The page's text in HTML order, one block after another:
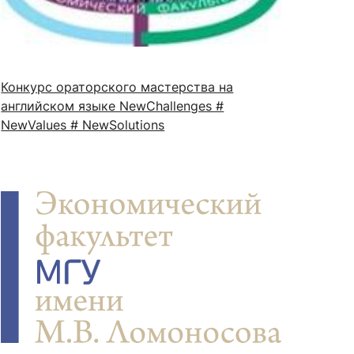
базы
отдел
Студентам
Преподавателям
Конкурс ораторского мастерства на
английском языке NewChallenges #
NewValues # NewSolutions